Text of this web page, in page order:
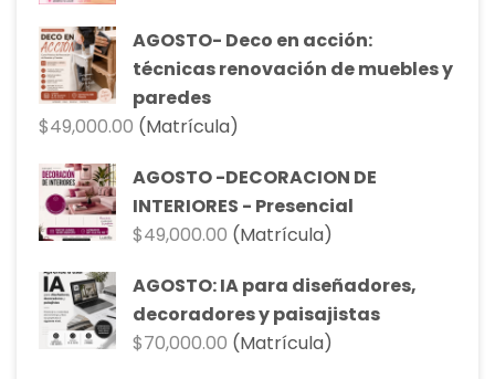
era:
$90,000.00.
actual
es:
$81,000.00.
AGOSTO- Deco en acción:
técnicas renovación de muebles y
paredes
$49,000.00 (Matrícula)
AGOSTO -DECORACION DE
INTERIORES - Presencial
$49,000.00 (Matrícula)
AGOSTO: IA para diseñadores,
decoradores y paisajistas
$70,000.00 (Matrícula)